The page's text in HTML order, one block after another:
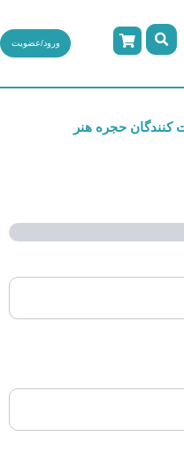
ورود/عضویت
حجره هنر